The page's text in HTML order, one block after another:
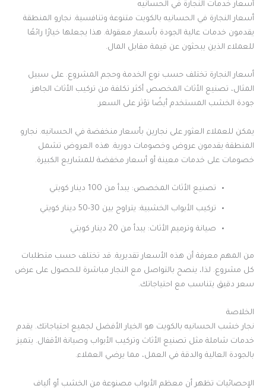
أسعار خدمات النجارة في الحسانيه
أسعار النجارة في الحسانيه بالكويت متنوعة وتنافسية. نجارو المنطقة
يقدمون خدمات عالية الجودة بأسعار معقولة. هذا يجعلها خيارًا رائعًا
للعملاء الذين يبحثون عن قيمة مقابل المال.
أسعار النجارة تختلف حسب نوع الخدمة وحجم المشروع. على سبيل
المثال، تصنيع الأثاث المخصص أكثر تكلفة من تركيب الأثاث الجاهز.
جودة الخشب المستخدم أيضًا تؤثر على السعر.
يمكن للعملاء العثور على نجارين بأسعار منخفضة في الحسانيه. نجارو
المنطقة يقدمون عروض وخصومات دورية. هذه العروض تشمل
خصومات على خدمات معينة أو أسعار مخفضة للمشاريع الكبيرة.
تصنيع الأثاث المخصص: يبدأ من 100 دينار كويتي
تركيب الأبواب الخشبية: يتراوح بين 30-50 دينار كويتي
صيانة وترميم الأثاث: يبدأ من 20 دينار كويتي
من المهم معرفة أن هذه الأسعار تقديرية. قد تختلف حسب متطلبات
كل مشروع. لذا، ينصح بالتواصل مع النجار مباشرة للحصول على عرض
سعر دقيق يتناسب مع احتياجاتك.
الخلاصة
نجار خشب الحسانيه بالكويت هو الخيار الأفضل لجميع احتياجاتك. يقدم
خدمات شاملة مثل تصنيع الأثاث وتركيب الأبواب وصيانة الأقفال. يتميز
بالجودة العالية والدقة في العمل، مما يرضي العملاء.
الإحصائيات تظهر أن معظم الأبواب مصنوعة من الخشب أو ألياف